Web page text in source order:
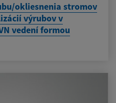
okliesnenia stromov
výrubov v
vedení formou